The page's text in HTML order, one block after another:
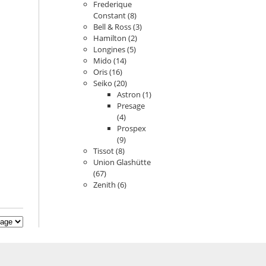
Frederique
Constant(8)
Bell & Ross(3)
Hamilton (2)
Longines(5)
Mido (14)
Oris(16)
Seiko (20)
Astron (1)
Presage
(4)
Prospex
(9)
Tissot(8)
Union Glashütte
(67)
Zenith (6)